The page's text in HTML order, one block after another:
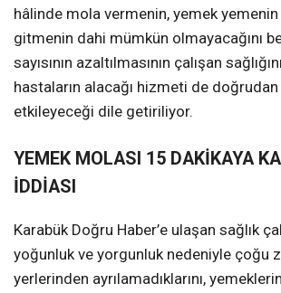
hâlinde mola vermenin, yemek
gitmenin dahi mümkün olmayacağını
sayısının azaltılmasının çalışan
hastaların alacağı hizmeti de
etkileyeceği dile getiriliyor.
YEMEK MOLASI 15 DAKİKAYA
İDDİASI
Karabük Doğru Haber’e ulaşan sağlık
yoğunluk ve yorgunluk nedeniyle çoğu
yerlerinden ayrılamadıklarını,